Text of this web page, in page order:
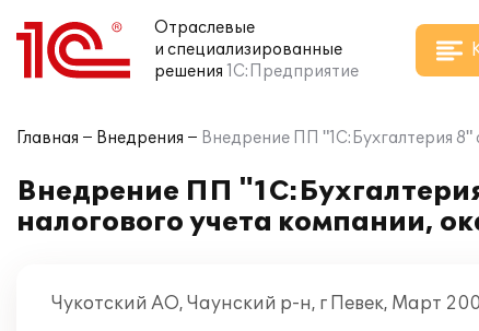
Отраслевые
и специализированные
решения 1С:Предприятие
Главная Внедрения Внедрение ПП "1С:Бухгалтерия
Внедрение ПП
налогового учета компании,
Чукотский АО, Чаунский р-н, г Певек, Март